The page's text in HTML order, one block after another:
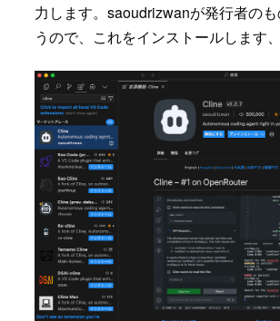
力します。saoudrizwanが発行者の
うので、これをインストールします、